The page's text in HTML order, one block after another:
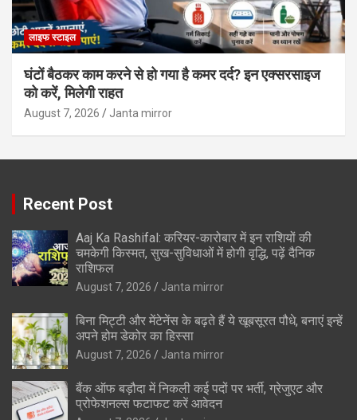
लाइफ स्टाइल
घंटों बैठकर काम करने से हो गया है कमर दर्द? इन एक्सरसाइज
को करें, मिलेगी राहत
August 7, 2026 Janta mirror
Recent Post
Aaj Ka Rashifal: करियर-कारोबार में इन राशियों की
चमकेगी किस्मत, सुख-सुविधाओं में होगी वृद्धि, पढ़ें दैनिक
राशिफल
August 7, 2026 Janta mirror
बिना मिट्टी और मेंटेनेंस के बढ़ते हैं ये खूबसूरत पौधे, बनाएं इन्‍हें
अपने होम डेकोर का हिस्‍सा
August 7, 2026 Janta mirror
बैंक ऑफ बड़ौदा में निकली कई पदों पर भर्ती, ग्रेजुएट और
प्रोफेशनल्स फटाफट करें आवेदन